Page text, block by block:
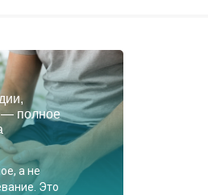
— полное
а не
Это